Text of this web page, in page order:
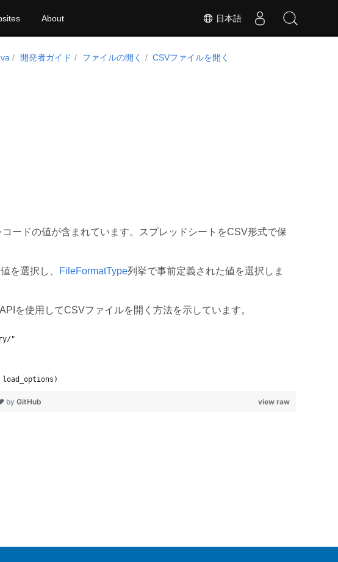
日本語
About
開発者ガイド ファイルの開く CSVファイルを開く
ードの値が含まれています。スプレッドシートをCSV形式で保
値を選択し、 FileFormatType列挙で事前定義された値を選択しま
を使用してCSVファイルを開く方法を示しています。
"
view raw
by GitHub